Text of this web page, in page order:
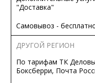
"Доставка"
Самовывоз -
ДРУГОЙ РЕГИОН
По тарифам ТК
Боксберри, Почта